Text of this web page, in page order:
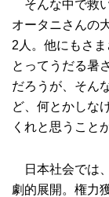
そんな中で救
オータニさんの
2人。他にもさ
とってうだる暑
だろうが、そん
ど、何とかしな
くれと思うこと
日本社会では
劇的展開。権力